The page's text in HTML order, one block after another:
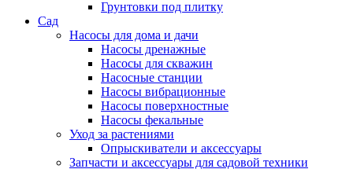
Грунтовки под плитку
Сад
Насосы для дома и дачи
Насосы дренажные
Насосы для скважин
Насосные станции
Насосы вибрационные
Насосы поверхностные
Насосы фекальные
Уход за растениями
Опрыскиватели и аксессуары
Запчасти и аксессуары для садовой техники